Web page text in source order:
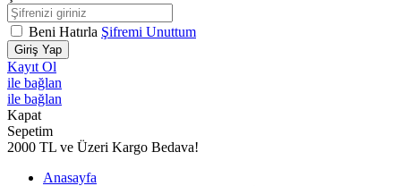
Beni Hatırla Şifremi Unuttum
Giriş Yap
Kayıt Ol
ile bağlan
ile bağlan
Kapat
Sepetim
2000 TL ve Üzeri Kargo Bedava!
Anasayfa